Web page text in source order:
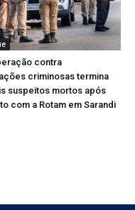
contra
criminosas termina
suspeitos mortos após
com a Rotam em Sarandi